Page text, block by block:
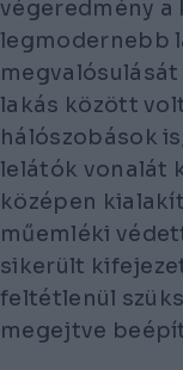
végeredmény
legmodernebb
lakás között
hálószobások
lelátók vonalát
középen
műemléki
sikerült
feltétlenül
megejtve